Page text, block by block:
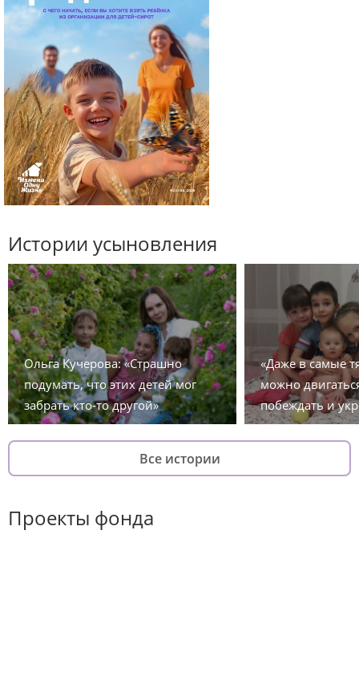
Истории усыновления
Ольга Кучерова: «Страшно
подумать, что этих детей мог
забрать кто-то другой»
«Даже в самые
можно
побеждать и
Все истории
Проекты фонда